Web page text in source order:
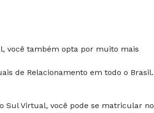
você também opta por muito mais
de Relacionamento em todo o Brasil.
Sul Virtual, você pode se matricular no